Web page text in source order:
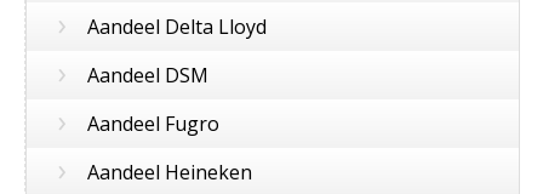
› Aandeel Delta Lloyd
› Aandeel DSM
› Aandeel Fugro
› Aandeel Heineken